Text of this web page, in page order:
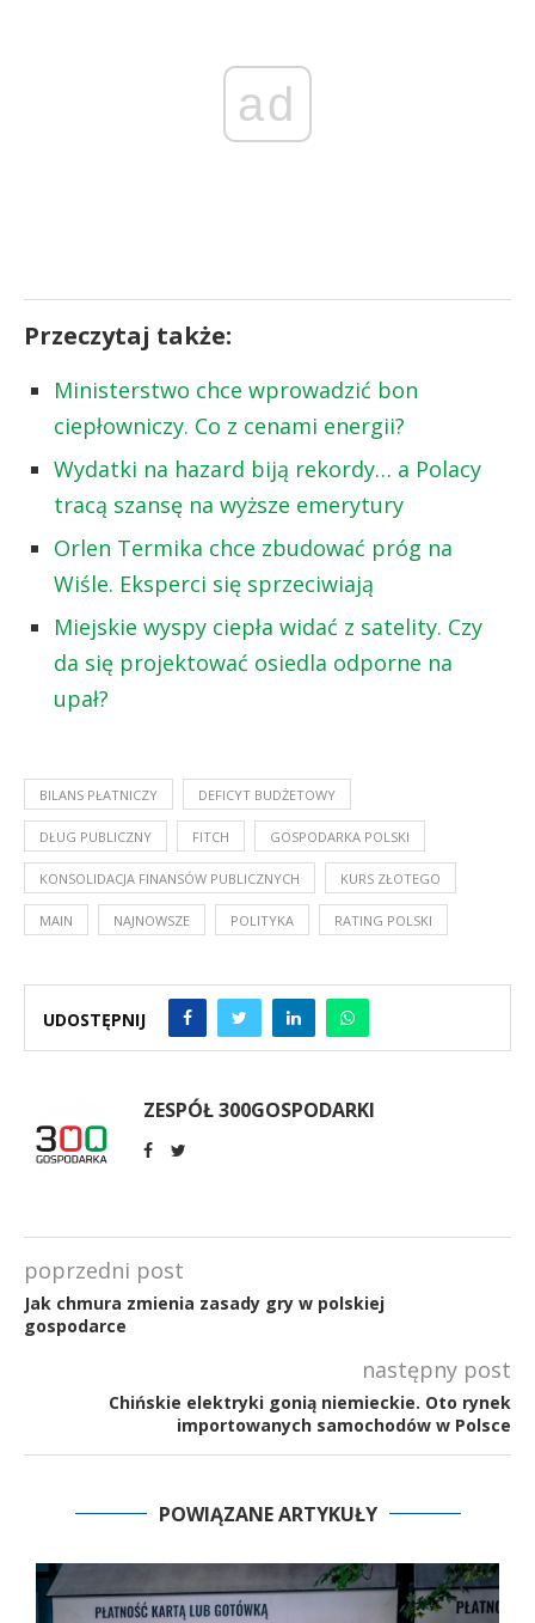
ad
Przeczytaj także:
Ministerstwo chce wprowadzić bon
ciepłowniczy. Co z cenami energii?
Wydatki na hazard biją rekordy… a Polacy
tracą szansę na wyższe emerytury
Orlen Termika chce zbudować próg na
Wiśle. Eksperci się sprzeciwiają
Miejskie wyspy ciepła widać z satelity. Czy
da się projektować osiedla odporne na
upał?
BILANS PŁATNICZY DEFICYT BUDŻETOWY
DŁUG PUBLICZNY FITCH GOSPODARKA POLSKI
KONSOLIDACJA FINANSÓW PUBLICZNYCH KURS ZŁOTEGO
MAIN NAJNOWSZE POLITYKA RATING POLSKI
UDOSTĘPNIJ
ZESPÓŁ 300GOSPODARKI
poprzedni post
Jak chmura zmienia zasady gry w polskiej
gospodarce
następny post
Chińskie elektryki gonią niemieckie. Oto rynek
importowanych samochodów w Polsce
POWIĄZANE ARTYKUŁY